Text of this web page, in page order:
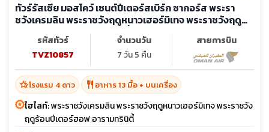
ทัวร์รัสเซีย มอสโคว์ เซนต์ปีเตอร์สเบิร์ก ซากอร์ส พระรา
ชวังเครมลิน พระราชวังฤดูหนาวเฮอร์มิเทจ พระราชวังฤดู
ร้อนปีเตอร์ฮอฟ อารามทรินิตี้
รหัสทัวร์
TVZ10857
จำนวนวัน
7 วัน 5 คืน
สายการบิน
hotel_classโรงแรม 4 ดาว restaurant อาหาร 13 มื้อ + บนเครื่อง
ไฮไลท์:พระราชวังเครมลิน พระราชวังฤดูหนาวเฮอร์มิเทจ พระราชวัง
ฤดูร้อนปีเตอร์ฮอฟ อารามทรินิตี้